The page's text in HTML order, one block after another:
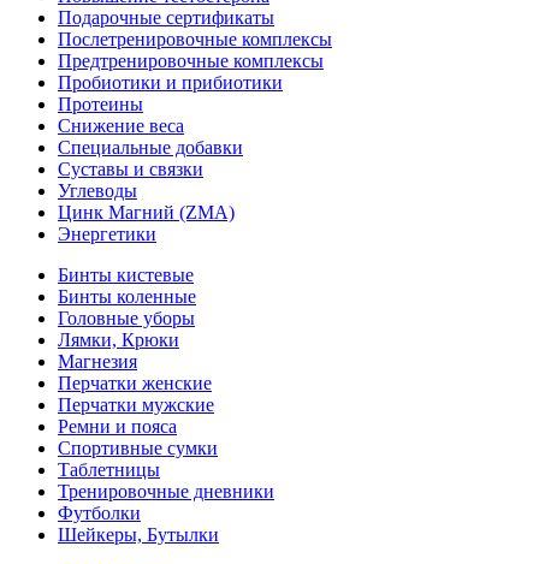
Подарочные сертификаты
Послетренировочные комплексы
Предтренировочные комплексы
Пробиотики и прибиотики
Протеины
Снижение веса
Специальные добавки
Суставы и связки
Углеводы
Цинк Магний (ZMA)
Энергетики
Бинты кистевые
Бинты коленные
Головные уборы
Лямки, Крюки
Магнезия
Перчатки женские
Перчатки мужские
Ремни и пояса
Спортивные сумки
Таблетницы
Тренировочные дневники
Футболки
Шейкеры, Бутылки